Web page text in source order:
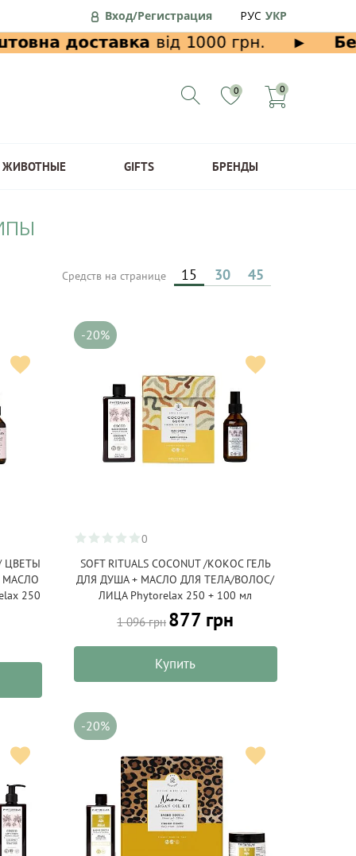
Вход/Регистрация РУС УКР
0 0
ЖИВОТНЫЕ GIFTS БРЕНДЫ
Средств на странице 15 30 45
/ ЦВЕТЫ
МАСЛО
250
-20%
0
SOFT RITUALS COCONUT /КОКОС ГЕЛЬ
ДЛЯ ДУША + МАСЛО ДЛЯ ТЕЛА/ВОЛОС/
ЛИЦА Phytorelax 250 + 100 мл
1 096 грн 877 грн
Купить
-20%